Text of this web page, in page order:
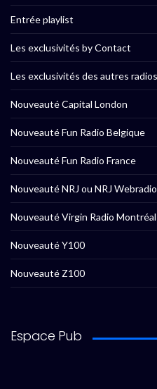
Entrée playlist
Les exclusivités by Contact
Les exclusivités des autres radios
Nouveauté Capital London
Nouveauté Fun Radio Belgique
Nouveauté Fun Radio France
Nouveauté NRJ ou NRJ
Nouveauté Virgin Radio Montréal
Nouveauté Y100
Nouveauté Z100
Espace Pub